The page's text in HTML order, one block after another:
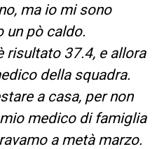
ma io mi sono
un pò caldo.
risultato 37.4, e allora
della squadra.
a casa, per non
medico di famiglia
a metà marzo.